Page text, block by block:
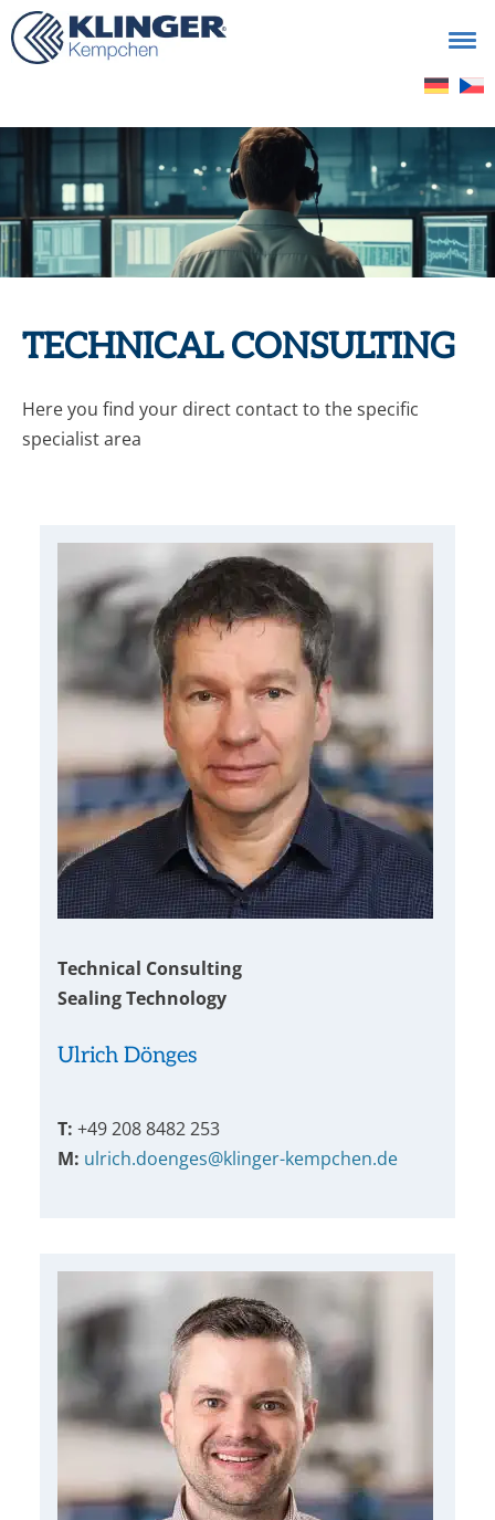
TECHNICAL CONSULTING
Here you find your direct contact to the specific
specialist area
Technical Consulting
Sealing Technology
Ulrich Dönges
T: +49 208 8482 253
M: ulrich.doenges@klinger-kempchen.de